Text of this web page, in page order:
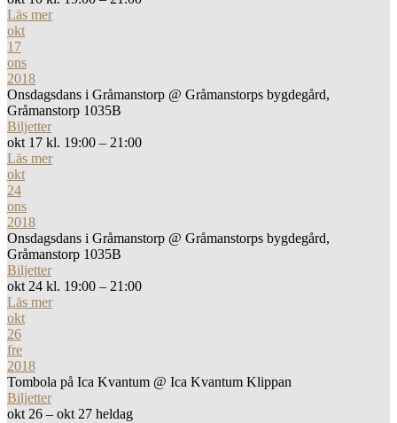
Läs mer
okt
17
ons
2018
Onsdagsdans i Gråmanstorp @ Gråmanstorps bygdegård,
Gråmanstorp 1035B
Biljetter
okt 17 kl. 19:00 – 21:00
Läs mer
okt
24
ons
2018
Onsdagsdans i Gråmanstorp @ Gråmanstorps bygdegård,
Gråmanstorp 1035B
Biljetter
okt 24 kl. 19:00 – 21:00
Läs mer
okt
26
fre
2018
Tombola på Ica Kvantum @ Ica Kvantum Klippan
Biljetter
okt 26 – okt 27 heldag